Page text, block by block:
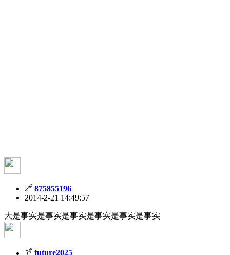
2# 875855196
2014-2-21 14:49:57
大是事实是事实是事实是事实是事实是事实
3# future2025